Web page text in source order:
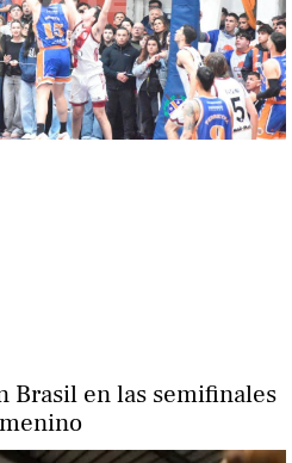
Brasil en las semifinales